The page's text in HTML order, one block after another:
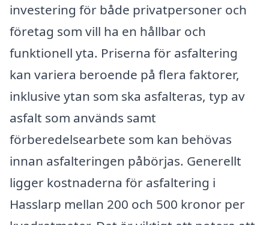
investering för både privatpersoner och
företag som vill ha en hållbar och
funktionell yta. Priserna för asfaltering
kan variera beroende på flera faktorer,
inklusive ytan som ska asfalteras, typ av
asfalt som används samt
förberedelsearbete som kan behövas
innan asfalteringen påbörjas. Generellt
ligger kostnaderna för asfaltering i
Hasslarp mellan 200 och 500 kronor per